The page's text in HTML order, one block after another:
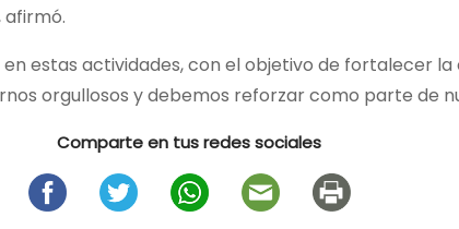
afirmó.
estas actividades, con el objetivo de fortalecer
orgullosos y debemos reforzar como parte de
Comparte en tus redes sociales